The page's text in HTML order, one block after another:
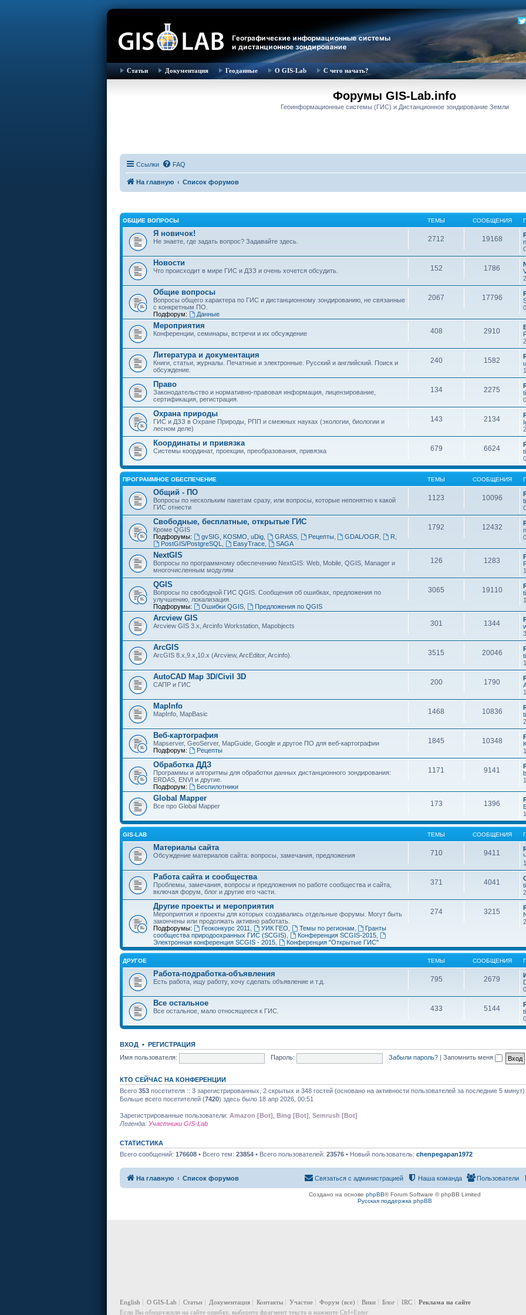
Статьи Документация Геоданные О GIS-Lab С чего начать?
Форумы GIS-Lab.info
Геоинформационные системы (ГИС) и Дистанционное зондирование Земли
Ссылки FAQ
На главную Список форумов
ОБЩИЕ ВОПРОСЫ ТЕМЫ СООБЩЕНИЯ
Я новичок!
Не знаете, где задать вопрос? Задавайте здесь. 2712 19168
Новости
Что происходит в мире ГИС и ДЗЗ и очень хочется обсудить. 152 1786
Общие вопросы
Вопросы общего характера по ГИС и дистанционному зондированию, не связанные
с конкретным ПО.
Подфорум:
Данные
2067 17796
Мероприятия
Конференции, семинары, встречи и их обсуждение 408 2910
Литература и документация
Книги, статьи, журналы. Печатные и электронные. Русский и английский. Поиск и
обсуждение.
240 1582
Право
Законодательство и нормативно-правовая информация, лицензирование,
сертификация, регистрация.
134 2275
Охрана природы
ГИС и ДЗЗ в Охране Природы, РПП и смежных науках (экологии, биологии и
лесном деле)
143 2134
Координаты и привязка
Системы координат, проекции, преобразования, привязка 679 6624
ПРОГРАММНОЕ ОБЕСПЕЧЕНИЕ ТЕМЫ СООБЩЕНИЯ
Общий - ПО
Вопросы по нескольким пакетам сразу, или вопросы, которые непонятно к какой
ГИС отнести
1123 10096
Свободные, бесплатные, открытые ГИС
Кроме QGIS
Подфорумы:
gvSIG, KOSMO, uDig, GRASS, Рецепты, GDAL/OGR R
PostGIS/PostgreSQL
EasyTrace, SAGA
1792 12432
NextGIS
Вопросы по программному обеспечению NextGIS: Web, Mobile, QGIS, Manager и
многочисленным модулям
126 1283
QGIS
Вопросы по свободной ГИС QGIS. Сообщения об ошибках, предложения по
улучшению, локализация.
Подфорумы:
Ошибки QGIS, Предложения по QGIS
3065 19110
Arcview GIS
Arcview GIS 3.x, Arcinfo Workstation, Mapobjects 301 1344
ArcGIS
ArcGIS 8.x,9.x,10.x (Arcview, ArcEditor, Arcinfo). 3515 20046
AutoCAD Map 3D/Civil 3D
САПР и ГИС 200 1790
MapInfo
MapInfo, MapBasic 1468 10836
Веб-картография
Mapserver, GeoServer, MapGuide, Google и другое ПО для веб-картографии
Подфорум:
Рецепты
1845 10348
Обработка ДДЗ
Программы и алгоритмы для обработки данных дистанционного зондирования:
ERDAS, ENVI и другие.
Подфорум:
Беспилотники
1171 9141
Global Mapper
Все про Global Mapper 173 1396
GIS-LAB ТЕМЫ СООБЩЕНИЯ
Материалы сайта
Обсуждение материалов сайта: вопросы, замечания, предложения 710 9411
Работа сайта и сообщества
Проблемы, замечания, вопросы и предложения по работе сообщества и сайта,
включая форум, блог и другие его части.
371 4041
Другие проекты и мероприятия
Мероприятия и проекты для которых создавались отдельные форумы. Могут быть
закончены или продолжать активно работать.
Подфорумы:
Геоконкурс 2011 УИК ГЕО Темы по регионам
Гранты
сообщества природоохранных ГИС (SCGIS)
Конференция SCGIS-2015,
Электронная конференция SCGIS - 2015
Конференция "Открытые ГИС"
274 3215
ДРУГОЕ ТЕМЫ СООБЩЕНИЯ
Работа-подработка-объявления
Есть работа, ищу работу, хочу сделать объявление и т.д. 795 2679
Все остальное
Все остальное, мало относящееся к ГИС. 433 5144
ВХОД • РЕГИСТРАЦИЯ
Имя пользователя:
Пароль: Забыли пароль? Запомнить меня
КТО СЕЙЧАС НА КОНФЕРЕНЦИИ
Всего 353 посетителя :: 3 зарегистрированных, 2 скрытых и 348 гостей (основано на активности пользователей за последние 5 минут)
Больше всего посетителей (7420) здесь было 18 апр 2026, 00:51
Зарегистрированные пользователи: Amazon [Bot] Bing [Bot] Semrush [Bot]
Легенда: Участники GIS-Lab
СТАТИСТИКА
Всего сообщений: 176608 • Всего тем: 23854 • Всего пользователей: 23576 • Новый пользователь: chenpegapan1972
На главную Список форумов Пользователи
Наша команда
Связаться с администрацией
Создано на основе phpBB® Forum Software © phpBB Limited
Русская поддержка phpBB
English О GIS-Lab Статьи Документация Контакты Участие Форум (все) Вики Блог IRC
Реклама на сайте
Если Вы обнаружили на сайте ошибку, выберите фрагмент текста и нажмите Ctrl+Enter